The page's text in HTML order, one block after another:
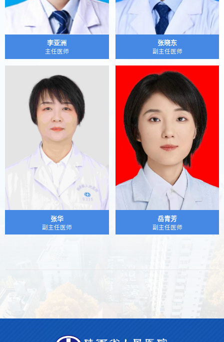
李亚洲
主任医师
张晓东
副主任医师
张华
副主任医师
岳青芳
副主任医师